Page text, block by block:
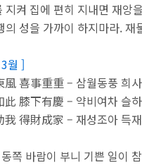
지켜 집에 편히 지내면 재앙
의 성을 가까이 하지마라. 재
월 ]
風 喜事重重 – 삼월동풍 희
此 膝下有慶 – 약비여차 슬
我 得財成家 – 재성조아 득
쪽 바람이 부니 기쁜 일이